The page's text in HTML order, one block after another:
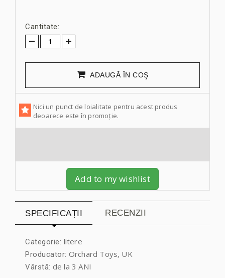
Cantitate:
ADAUGĂ ÎN COŞ
Nici un punct de loialitate pentru acest produs
deoarece este în promoție.
Add to my wishlist
SPECIFICAȚII RECENZII
Categorie: litere
Producator: Orchard Toys, UK
Vârstă: de la 3 ANI